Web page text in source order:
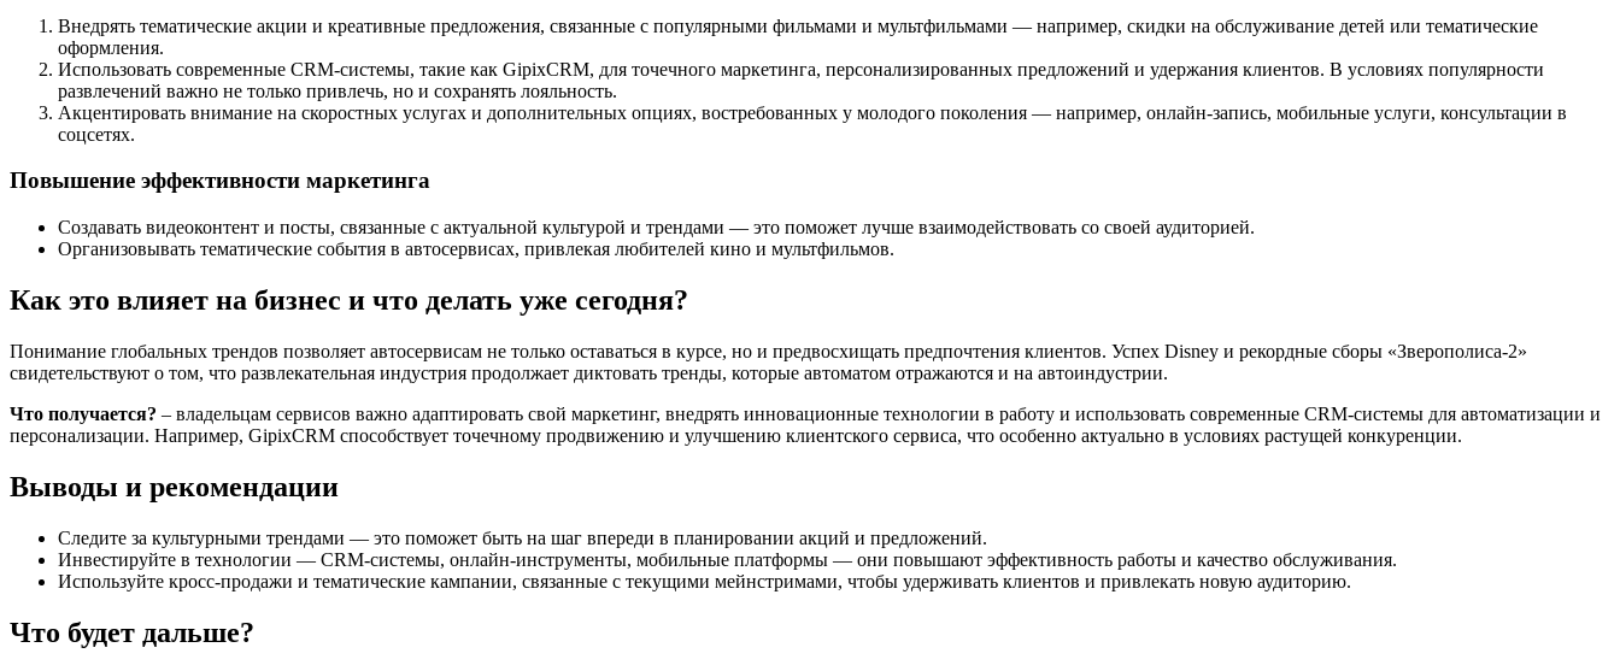
Внедрять тематические акции и креативные предложения, связанные с популярными фильмами и мультфильмами — например, скидки на обслуживание детей или тематические
оформления.
Использовать современные CRM-системы, такие как GipixCRM, для точечного маркетинга, персонализированных предложений и удержания клиентов. В условиях популярности
развлечений важно не только привлечь, но и сохранять лояльность.
Акцентировать внимание на скоростных услугах и дополнительных опциях, востребованных у молодого поколения — например, онлайн-запись, мобильные услуги, консультации в
соцсетях.
Повышение эффективности маркетинга
Создавать видеоконтент и посты, связанные с актуальной культурой и трендами — это поможет лучше взаимодействовать со своей аудиторией.
Организовывать тематические события в автосервисах, привлекая любителей кино и мультфильмов.
Как это влияет на бизнес и что делать уже сегодня?
Понимание глобальных трендов позволяет автосервисам не только оставаться в курсе, но и предвосхищать предпочтения клиентов. Успех Disney и рекордные сборы «Зверополиса-2»
свидетельствуют о том, что развлекательная индустрия продолжает диктовать тренды, которые автоматом отражаются и на автоиндустрии.
Что получается? – владельцам сервисов важно адаптировать свой маркетинг, внедрять инновационные технологии в работу и использовать современные CRM-системы для автоматизации и
персонализации. Например, GipixCRM способствует точечному продвижению и улучшению клиентского сервиса, что особенно актуально в условиях растущей конкуренции.
Выводы и рекомендации
Следите за культурными трендами — это поможет быть на шаг впереди в планировании акций и предложений.
Инвестируйте в технологии — CRM-системы, онлайн-инструменты, мобильные платформы — они повышают эффективность работы и качество обслуживания.
Используйте кросс-продажи и тематические кампании, связанные с текущими мейнстримами, чтобы удерживать клиентов и привлекать новую аудиторию.
Что будет дальше?